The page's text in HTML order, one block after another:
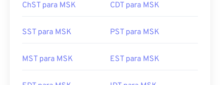
ChST para MSK CDT para MSK
SST para MSK PST para MSK
MST para MSK EST para MSK